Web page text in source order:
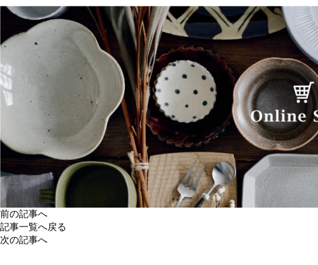
前の記事へ
記事一覧へ戻る
次の記事へ